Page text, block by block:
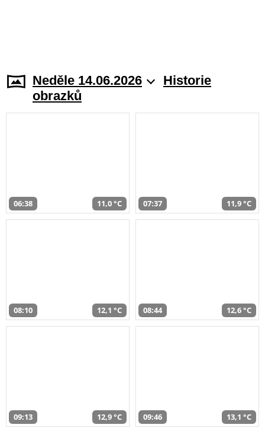
Neděle 14.06.2026
Historie
obrazků
06:38 11,0 °C 07:37 11,9 °C
08:10 12,1 °C 08:44 12,6 °C
09:13 12,9 °C 09:46 13,1 °C